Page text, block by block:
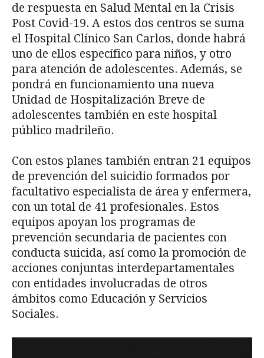
de respuesta en Salud Mental en la Crisis
Post Covid-19. A estos dos centros se suma
el Hospital Clínico San Carlos, donde habrá
uno de ellos específico para niños, y otro
para atención de adolescentes. Además, se
pondrá en funcionamiento una nueva
Unidad de Hospitalización Breve de
adolescentes también en este hospital
público madrileño.
Con estos planes también entran 21 equipos
de prevención del suicidio formados por
facultativo especialista de área y enfermera,
con un total de 41 profesionales. Estos
equipos apoyan los programas de
prevención secundaria de pacientes con
conducta suicida, así como la promoción de
acciones conjuntas interdepartamentales
con entidades involucradas de otros
ámbitos como Educación y Servicios
Sociales.